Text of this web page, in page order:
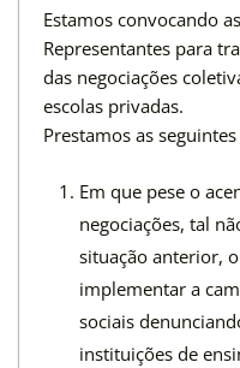
Estamos convocando
Representantes para
das negociações
escolas privadas.
Prestamos as
Em que pese o
negociações, tal
situação anterior,
implementar a
sociais
instituições de